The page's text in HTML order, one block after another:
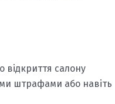
салону
штрафами або навіть